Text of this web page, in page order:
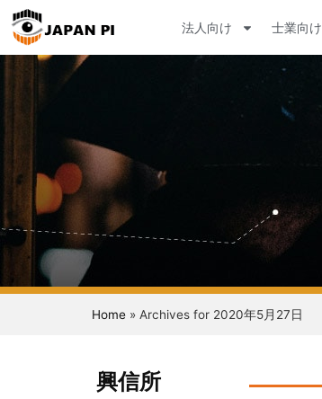
法人向け 士業向け
Home » Archives for 2020年5月27日
興信所